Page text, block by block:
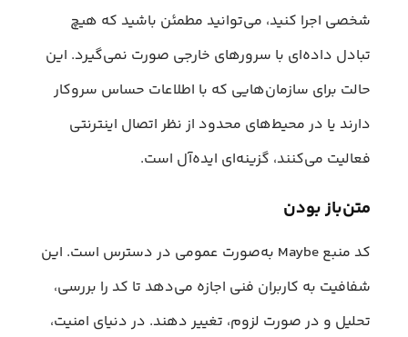
شخصی اجرا کنید، می‌توانید مطمئن باشید که هیچ
تبادل داده‌ای با سرورهای خارجی صورت نمی‌گیرد. این
حالت برای سازمان‌هایی که با اطلاعات حساس سروکار
دارند یا در محیط‌های محدود از نظر اتصال اینترنتی
فعالیت می‌کنند، گزینه‌ای ایده‌آل است.
متن‌باز بودن
کد منبع Maybe به‌صورت عمومی در دسترس است. این
شفافیت به کاربران فنی اجازه می‌دهد تا کد را بررسی،
تحلیل و در صورت لزوم، تغییر دهند. در دنیای امنیت،